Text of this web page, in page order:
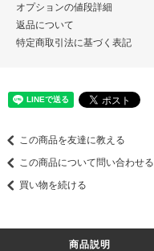
オプションの値段詳細
返品について
特定商取引法に基づく表記
この商品を友達に教える
この商品について問い合わせる
買い物を続ける
商品説明